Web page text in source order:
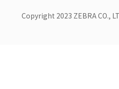
Copyright 2023 ZEBRA CO.,